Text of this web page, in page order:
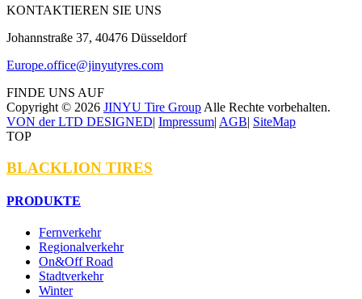
KONTAKTIEREN SIE UNS
Johannstraße 37, 40476 Düsseldorf
Europe.office@jinyutyres.com
FINDE UNS AUF
Copyright © 2026 JINYU Tire Group Alle Rechte vorbehalten.
VON der LTD DESIGNED| Impressum| AGB| SiteMap
TOP
BLACKLION TIRES
PRODUKTE
Fernverkehr
Regionalverkehr
On&Off Road
Stadtverkehr
Winter